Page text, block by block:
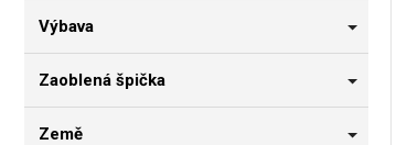
Výbava
Zaoblená špička
Země